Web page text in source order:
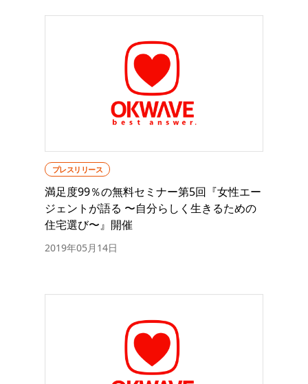
プレスリリース
満足度99％の無料セミナー第5回『女性エー
ジェントが語る 〜自分らしく生きるための
住宅選び〜』開催
2019年05月14日